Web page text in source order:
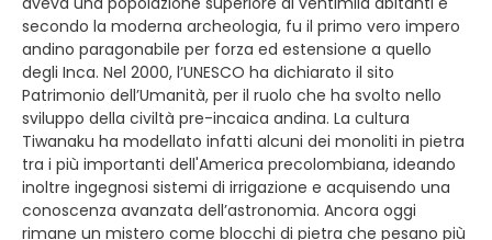
secondo la moderna archeologia, fu il primo vero impero
andino paragonabile per forza ed estensione a quello
degli Inca. Nel 2000, l’UNESCO ha dichiarato il sito
Patrimonio dell’Umanità, per il ruolo che ha svolto nello
sviluppo della civiltà pre-incaica andina. La cultura
Tiwanaku ha modellato infatti alcuni dei monoliti in pietra
tra i più importanti dell'America precolombiana, ideando
inoltre ingegnosi sistemi di irrigazione e acquisendo una
conoscenza avanzata dell’astronomia. Ancora oggi
rimane un mistero come blocchi di pietra che pesano più